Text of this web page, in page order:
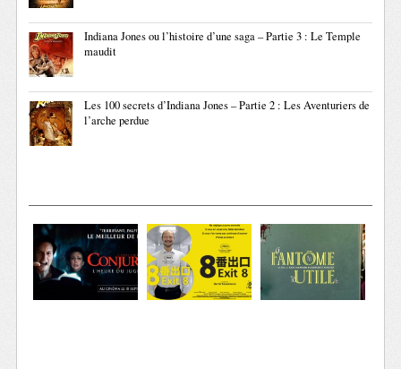
Indiana Jones ou l’histoire d’une saga – Partie 3 : Le Temple
maudit
Les 100 secrets d’Indiana Jones – Partie 2 : Les Aventuriers de
l’arche perdue